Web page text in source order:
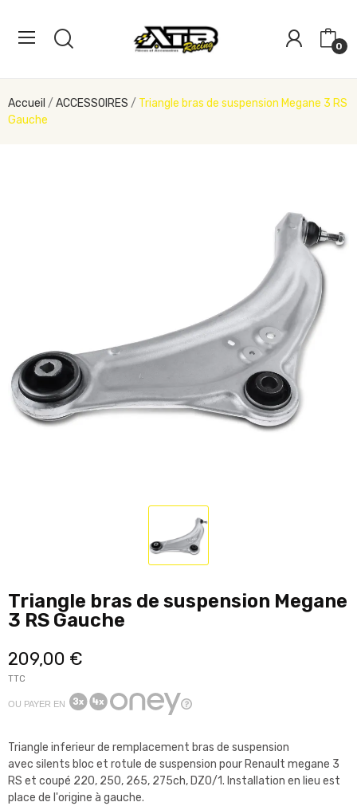
0
Accueil ACCESSOIRES
Triangle bras de suspension Megane 3 RS
Gauche
Triangle bras de suspension Megane
3 RS Gauche
209,00 €
TTC
OU PAYER EN
Triangle inferieur de remplacement bras de suspension
avec silents bloc et rotule de suspension pour Renault megane 3
RS et coupé 220, 250, 265, 275ch, DZ0/1. Installation en lieu est
place de l'origine à gauche.